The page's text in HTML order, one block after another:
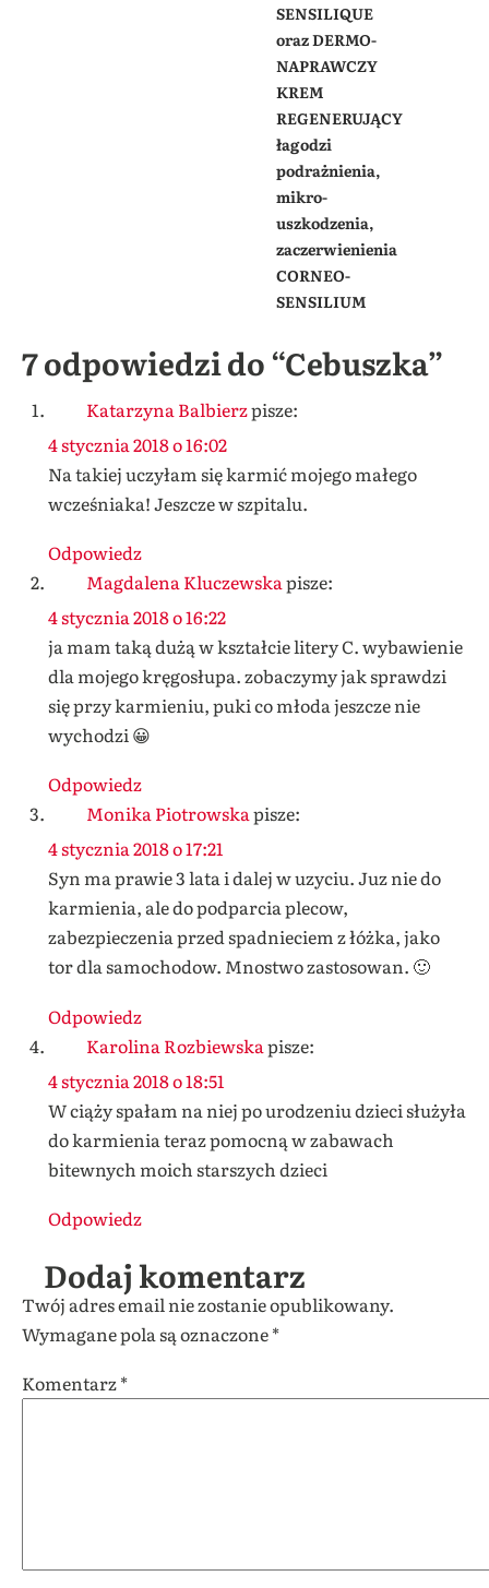
SENSILIQUE
oraz DERMO-
NAPRAWCZY
KREM
REGENERUJĄCY
łagodzi
podrażnienia,
mikro-
uszkodzenia,
zaczerwienienia
CORNEO-
SENSILIUM
7 odpowiedzi do “Cebuszka”
Katarzyna Balbierzpisze:
4 stycznia 2018 o 16:02
Na takiej uczyłam się karmić mojego małego
wcześniaka! Jeszcze w szpitalu.
Odpowiedz
Magdalena Kluczewskapisze:
4 stycznia 2018 o 16:22
ja mam taką dużą w kształcie litery C. wybawienie
dla mojego kręgosłupa. zobaczymy jak sprawdzi
się przy karmieniu, puki co młoda jeszcze nie
wychodzi 😀
Odpowiedz
Monika Piotrowskapisze:
4 stycznia 2018 o 17:21
Syn ma prawie 3 lata i dalej w uzyciu. Juz nie do
karmienia, ale do podparcia plecow,
zabezpieczenia przed spadnieciem z łóżka, jako
tor dla samochodow. Mnostwo zastosowan. 🙂
Odpowiedz
Karolina Rozbiewska pisze:
4 stycznia 2018 o 18:51
W ciąży spałam na niej po urodzeniu dzieci służyła
do karmienia teraz pomocną w zabawach
bitewnych moich starszych dzieci
Odpowiedz
Dodaj komentarz
Twój adres email nie zostanie opublikowany.
Wymagane pola są oznaczone*
Komentarz*